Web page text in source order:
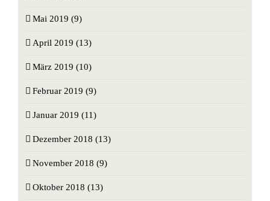
Mai 2019 (9)
April 2019 (13)
März 2019 (10)
Februar 2019 (9)
Januar 2019 (11)
Dezember 2018 (13)
November 2018 (9)
Oktober 2018 (13)